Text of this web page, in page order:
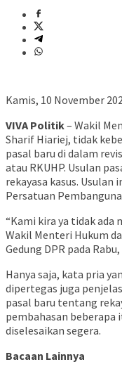
Kamis, 10 November
VIVA Politik– Wakil
Sharif Hiariej, tidak
pasal baru di dalam
atau RKUHP. Usulan
rekayasa kasus.
Persatuan
“Kami kira ya tidak ada
Wakil Menteri Hukum
Gedung DPR pada
Hanya saja, kata pria
dipertegas juga
pasal baru tentang
pembahasan beberapa
diselesaikan segera.
Bacaan Lainnya